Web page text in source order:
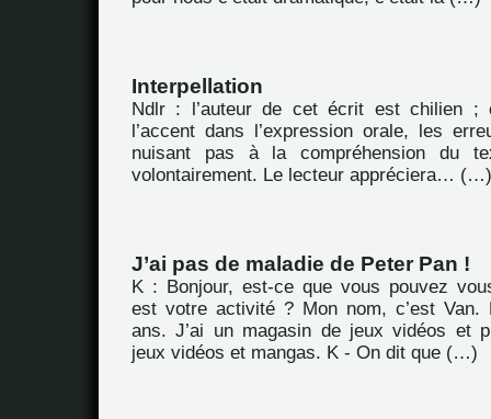
Interpellation
Ndlr : l’auteur de cet écrit est chilien ;
l’accent dans l’expression orale, les
nuisant pas à la compréhension du
volontairement. Le lecteur appréciera… (…)
J’ai pas de maladie de Peter Pan !
K : Bonjour, est-ce que vous pouvez
est votre activité ? Mon nom, c’est Van.
ans. J’ai un magasin de jeux vidéos et
jeux vidéos et mangas. K - On dit que (…)